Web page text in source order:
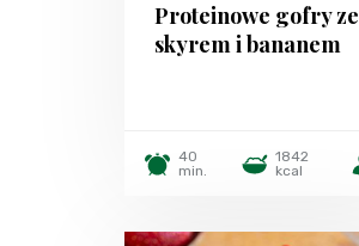
Proteinowe gofry ze
skyrem i bananem
40
min.
1842
kcal